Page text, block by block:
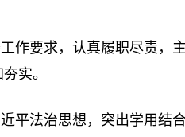
要求，认真履职尽责，
实。
平法治思想，突出学用结